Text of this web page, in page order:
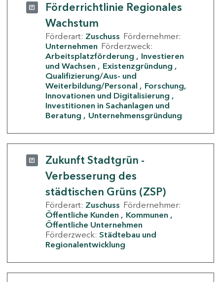
Förderrichtlinie Regionales
Wachstum
Förderart: Zuschuss Fördernehmer:
Unternehmen Förderzweck:
Arbeitsplatzförderung
Investieren
und Wachsen
Existenzgründung
Qualifizierung/Aus- und
Weiterbildung/Personal
Forschung,
Innovationen und Digitalisierung
Investitionen in Sachanlagen und
Beratung
Unternehmensgründung
Zukunft Stadtgrün -
Verbesserung des
städtischen Grüns (ZSP)
Förderart: Zuschuss Fördernehmer:
Öffentliche Kunden
Kommunen
Öffentliche Unternehmen
Förderzweck: Städtebau und
Regionalentwicklung